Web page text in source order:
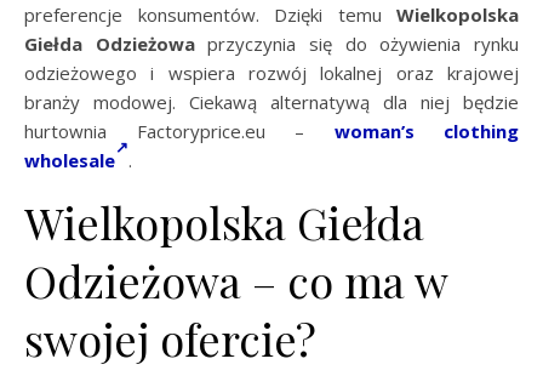
preferencje konsumentów. Dzięki temu Wielkopolska
Giełda Odzieżowaprzyczynia się do ożywienia rynku
odzieżowego i wspiera rozwój lokalnej oraz krajowej
branży modowej. Ciekawą alternatywą dla niej będzie
hurtownia Factoryprice.eu – woman’s clothing
wholesale .
Wielkopolska Giełda
Odzieżowa – co ma w
swojej ofercie?